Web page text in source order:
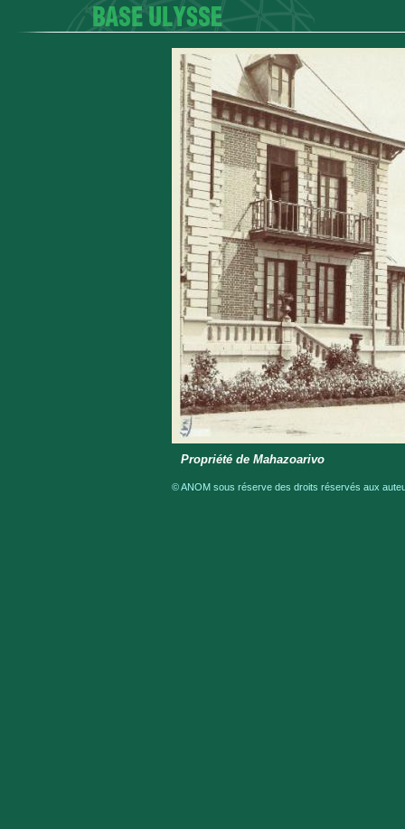
Propriété de Mahazoarivo
© ANOM sous réserve des droits réservés aux